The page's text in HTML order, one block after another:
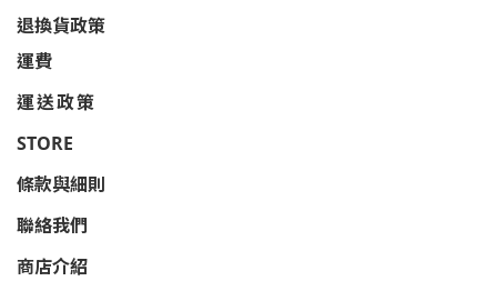
退換貨政策
運費
運送政策
STORE
條款與細則
聯絡我們
商店介紹